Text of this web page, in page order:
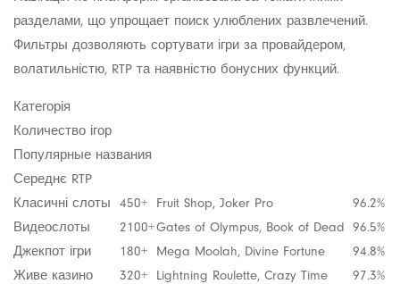
разделами, що упрощает поиск улюблених развлечений.
Фильтры дозволяють сортувати ігри за провайдером,
волатильністю, RTP та наявністю бонусних функций.
Категорія
Количество ігор
Популярные названия
Середнє RTP
Класичні слоты
450+ Fruit Shop, Joker Pro
96.2%
Видеослоты
2100+Gates of Olympus, Book of Dead 96.5%
Джекпот ігри
180+ Mega Moolah, Divine Fortune
94.8%
Живе казино
320+ Lightning Roulette, Crazy Time
97.3%